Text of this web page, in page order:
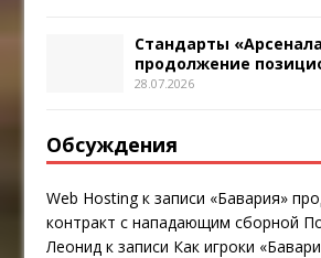
Стандарты
продолжение
28.07.2026
Обсуждения
Web Hostingк записи «Бавария»
контракт с нападающим сборной
Леонид к записи Как игроки